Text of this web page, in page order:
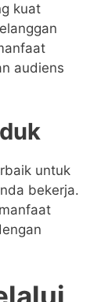
kuat
audiens
untuk
bekerja.